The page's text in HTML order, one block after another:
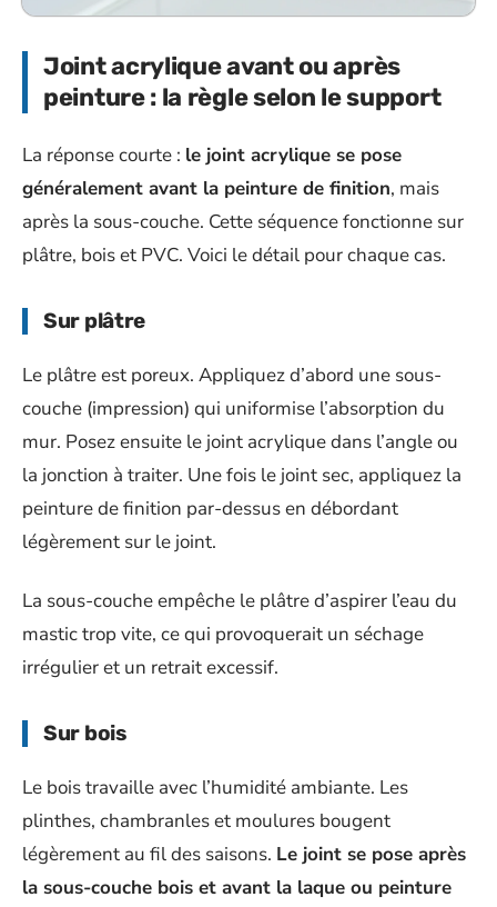
Joint acrylique avant ou après
peinture : la règle selon le support
La réponse courte : le joint acrylique se pose
généralement avant la peinture de finition, mais
après la sous-couche. Cette séquence fonctionne sur
plâtre, bois et PVC. Voici le détail pour chaque cas.
Sur plâtre
Le plâtre est poreux. Appliquez d’abord une sous-
couche (impression) qui uniformise l’absorption du
mur. Posez ensuite le joint acrylique dans l’angle ou
la jonction à traiter. Une fois le joint sec, appliquez la
peinture de finition par-dessus en débordant
légèrement sur le joint.
La sous-couche empêche le plâtre d’aspirer l’eau du
mastic trop vite, ce qui provoquerait un séchage
irrégulier et un retrait excessif.
Sur bois
Le bois travaille avec l’humidité ambiante. Les
plinthes, chambranles et moulures bougent
légèrement au fil des saisons. Le joint se pose après
la sous-couche bois et avant la laque ou peinture